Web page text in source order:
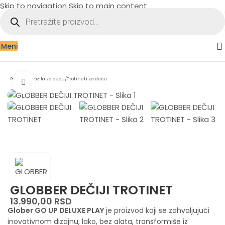
Skip to navigation Skip to main content
Meni
Početna Vozila za decu/Trotineti za decu
Zumiraj sliku
GLOBBER DEČIJI TROTINET
13.990,00 RSD
Glober GO UP DELUXE PLAY je proizvod koji se zahvaljujući
inovativnom dizajnu, lako, bez alata, transformiše iz